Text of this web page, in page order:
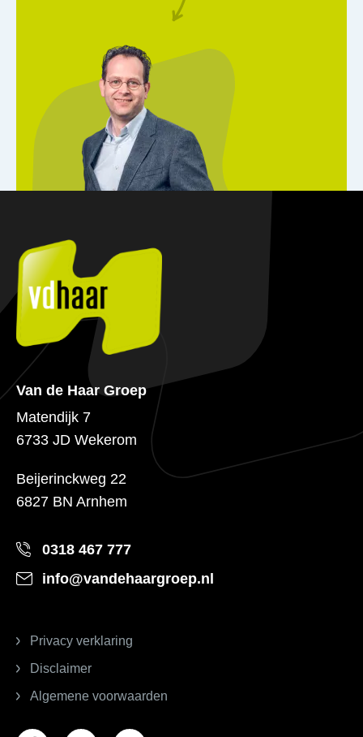
Van de Haar Groep
Matendijk 7
6733 JD Wekerom
Beijerinckweg 22
6827 BN Arnhem
0318 467 777
info@vandehaargroep.nl
Privacy verklaring
Disclaimer
Algemene voorwaarden